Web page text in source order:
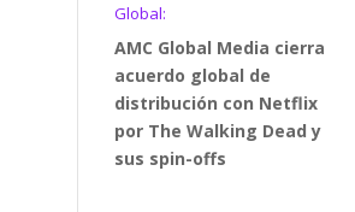
Global:
AMC Global Media cierra
acuerdo global de
distribución con Netflix
por The Walking Dead y
sus spin-offs